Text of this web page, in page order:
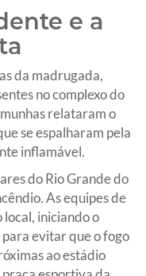
e a
da madrugada,
no complexo do
relataram o
se espalharam pela
inflamável.
do Rio Grande do
As equipes de
iniciando o
evitar que o fogo
ao estádio